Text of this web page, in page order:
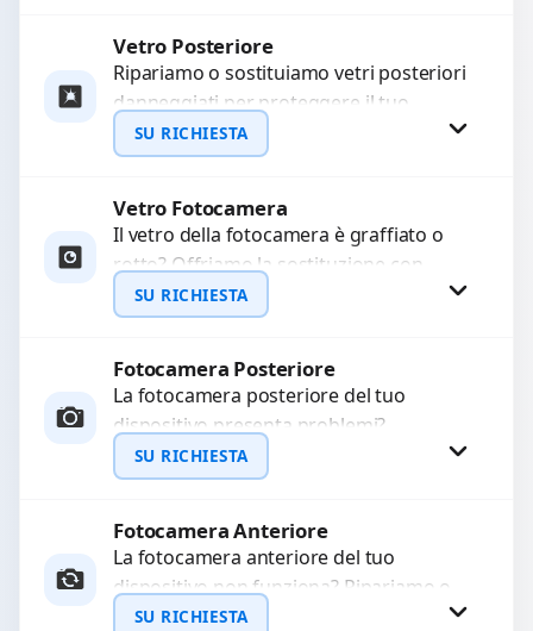
Richiedi Preventivo
WhatsApp
Vetro Posteriore
Ripariamo o sostituiamo vetri posteriori
danneggiati per proteggere il tuo
dispositivo e ripristinare l’estetica
originale. Utilizziamo ricambi di alta
SU RICHIESTA
Richiedi Preventivo
WhatsApp
Vetro Fotocamera
Il vetro della fotocamera è graffiato o
rotto? Offriamo la sostituzione con
ricambi di alta qualità garantiti per 3
mesi....
SU RICHIESTA
Richiedi Preventivo
WhatsApp
Fotocamera Posteriore
La fotocamera posteriore del tuo
dispositivo presenta problemi?
Interveniamo per risolvere guasti come
immagini sfocate, messa a fuoco non
SU RICHIESTA
Richiedi Preventivo
WhatsApp
Fotocamera Anteriore
La fotocamera anteriore del tuo
dispositivo non funziona? Ripariamo o
sostituiamo fotocamere guaste con
SU RICHIESTA